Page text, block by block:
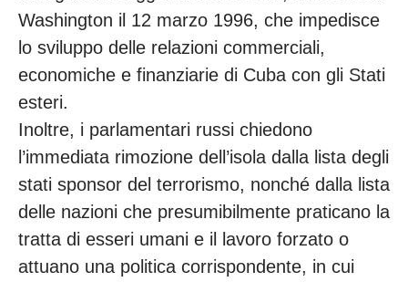
Washington il 12 marzo 1996, che impedisce
lo sviluppo delle relazioni commerciali,
economiche e finanziarie di Cuba con gli Stati
esteri.
Inoltre, i parlamentari russi chiedono
l’immediata rimozione dell’isola dalla lista degli
stati sponsor del terrorismo, nonché dalla lista
delle nazioni che presumibilmente praticano la
tratta di esseri umani e il lavoro forzato o
attuano una politica corrispondente, in cui